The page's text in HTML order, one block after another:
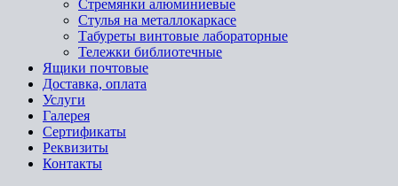
Стремянки алюминиевые
Стулья на металлокаркасе
Табуреты винтовые лабораторные
Тележки библиотечные
Ящики почтовые
Доставка, оплата
Услуги
Галерея
Сертификаты
Реквизиты
Контакты